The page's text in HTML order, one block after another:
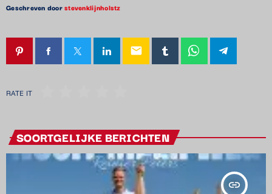
Geschreven doorstevenklijnholstz
email
RATE IT
SOORTGELIJKE BERICHTEN
insert_link